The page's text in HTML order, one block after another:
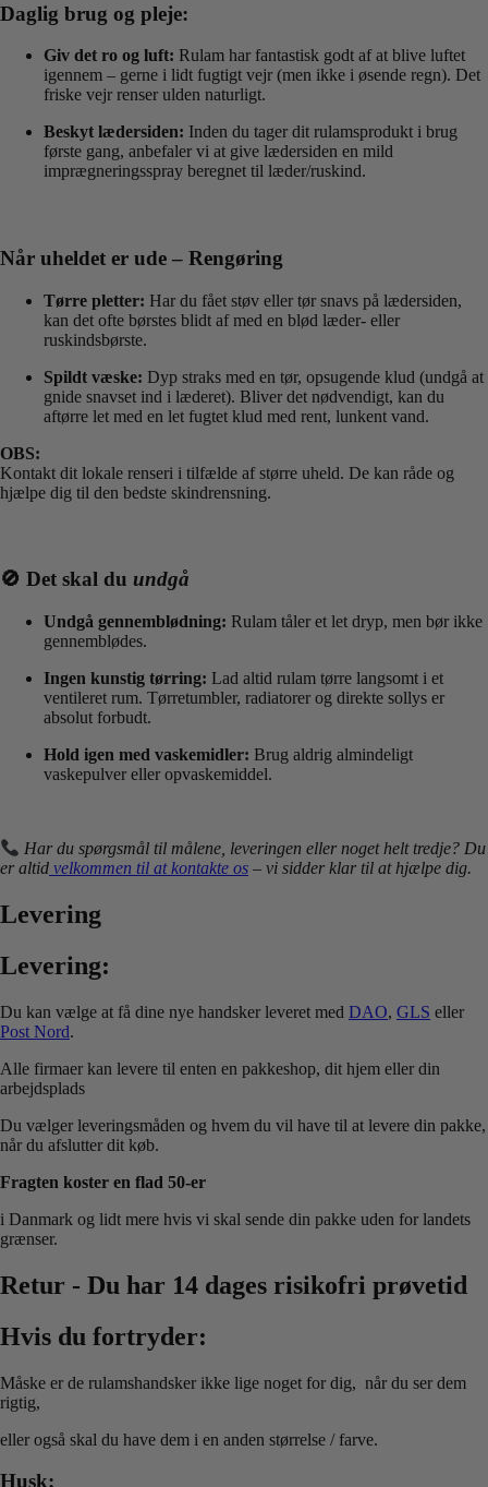
Daglig brug og pleje:
Giv det ro og luft: Rulam har fantastisk godt af at blive luftet
igennem – gerne i lidt fugtigt vejr (men ikke i øsende regn). Det
friske vejr renser ulden naturligt.
Beskyt lædersiden: Inden du tager dit rulamsprodukt i brug
første gang, anbefaler vi at give lædersiden en mild
imprægneringsspray beregnet til læder/ruskind.
Når uheldet er ude – Rengøring
Tørre pletter: Har du fået støv eller tør snavs på lædersiden,
kan det ofte børstes blidt af med en blød læder- eller
ruskindsbørste.
Spildt væske: Dyp straks med en tør, opsugende klud (undgå at
gnide snavset ind i læderet). Bliver det nødvendigt, kan du
aftørre let med en let fugtet klud med rent, lunkent vand.
OBS:
Kontakt dit lokale renseri i tilfælde af større uheld. De kan råde og
hjælpe dig til den bedste skindrensning.
🚫 Det skal du undgå
Undgå gennemblødning: Rulam tåler et let dryp, men bør ikke
gennemblødes.
Ingen kunstig tørring: Lad altid rulam tørre langsomt i et
ventileret rum. Tørretumbler, radiatorer og direkte sollys er
absolut forbudt.
Hold igen med vaskemidler: Brug aldrig almindeligt
vaskepulver eller opvaskemiddel.
Har du spørgsmål til målene, leveringen eller noget helt tredje? Du
er altid velkommen til at kontakte os – vi sidder klar til at hjælpe dig.
Levering
Levering:
Du kan vælge at få dine nye handsker leveret med DAO, GLS eller
Post Nord.
Alle firmaer kan levere til enten en pakkeshop, dit hjem eller din
arbejdsplads
Du vælger leveringsmåden og hvem du vil have til at levere din pakke,
når du afslutter dit køb.
Fragten koster en flad 50-er
i Danmark og lidt mere hvis vi skal sende din pakke uden for landets
grænser.
Retur - Du har 14 dages risikofri prøvetid
Hvis du fortryder:
Måske er de rulamshandsker ikke lige noget for dig, når du ser dem
rigtig,
eller også skal du have dem i en anden størrelse / farve.
Husk: